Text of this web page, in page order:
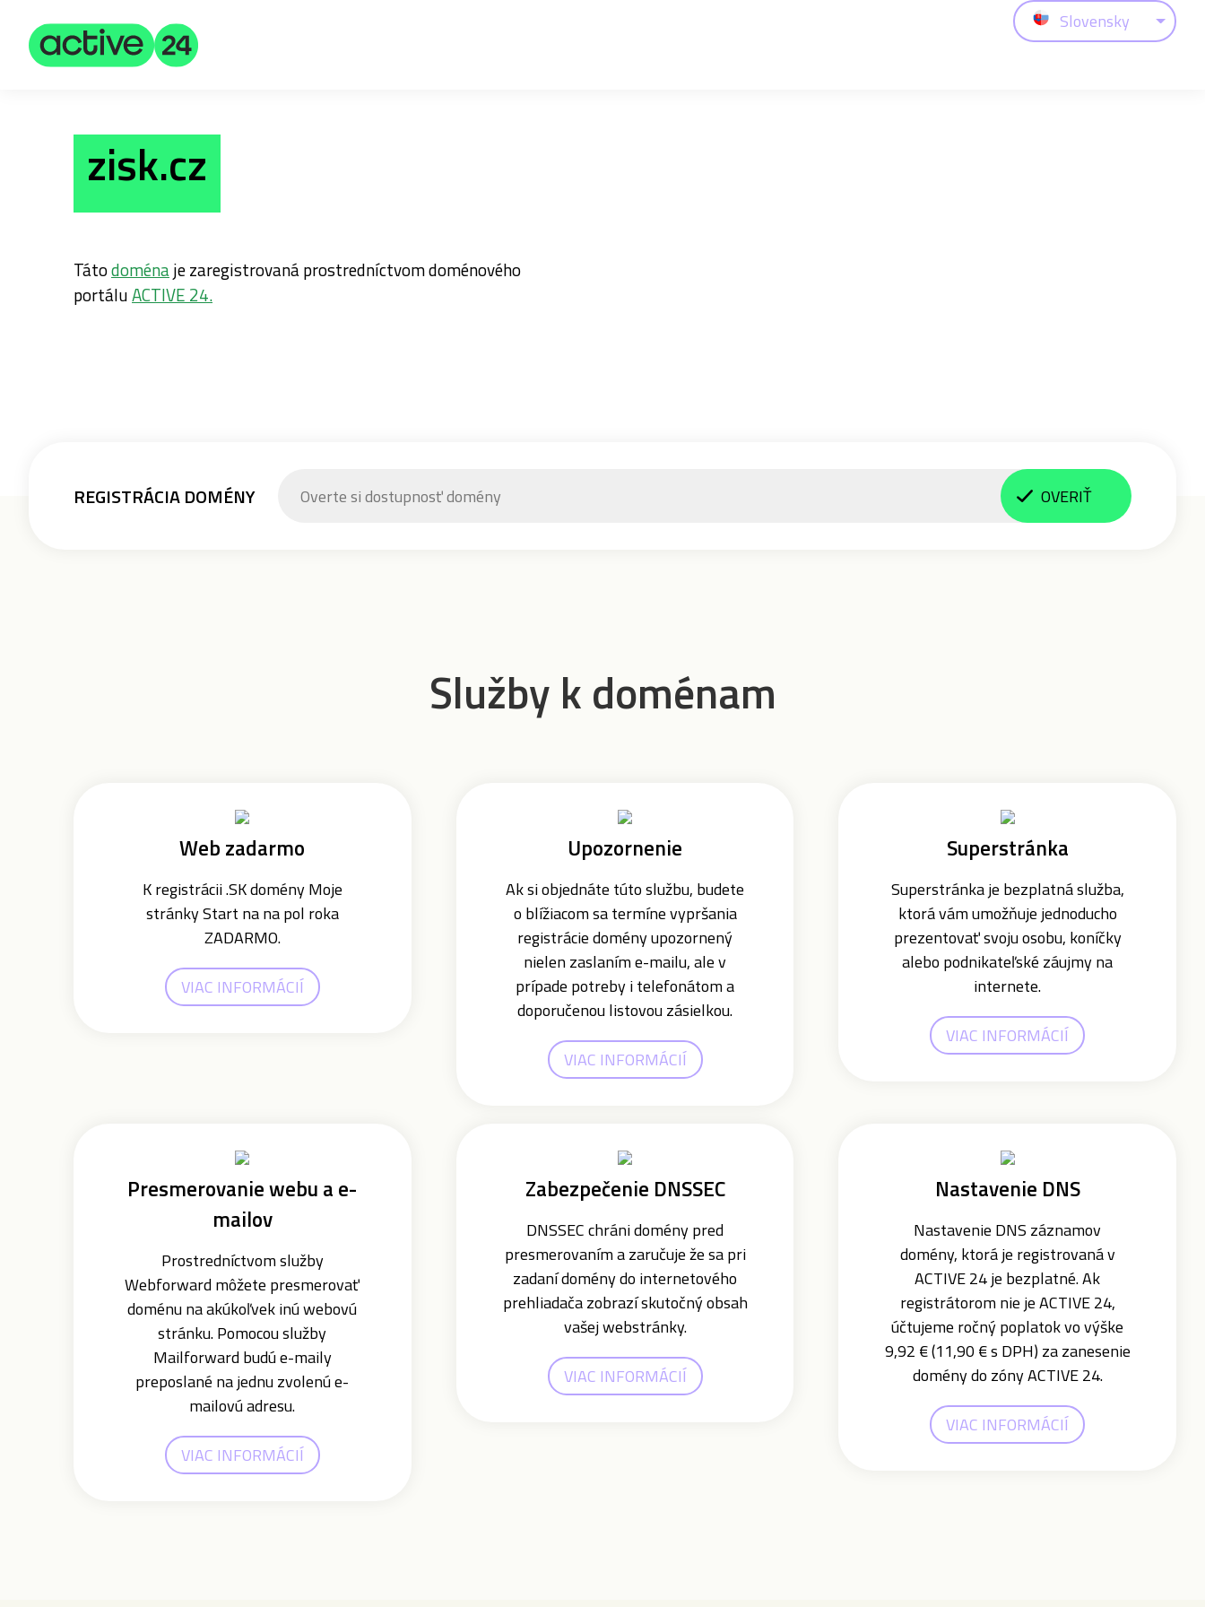
Slovensky
zisk.cz
Tátodoménaje zaregistrovaná prostredníctvom doménového
portáluACTIVE 24.
REGISTRÁCIA DOMÉNY OVERIŤ
Služby k doménam
Web zadarmo
K registrácii .SK domény Moje
stránky Start na na pol roka
ZADARMO.
VIAC INFORMÁCIÍ
Upozornenie
Ak si objednáte túto službu, budete
o blížiacom sa termíne vypršania
registrácie domény upozornený
nielen zaslaním e-mailu, ale v
prípade potreby i telefonátom a
doporučenou listovou zásielkou.
VIAC INFORMÁCIÍ
Superstránka
Superstránka je bezplatná služba,
ktorá vám umožňuje jednoducho
prezentovať svoju osobu, koníčky
alebo podnikateľské záujmy na
internete.
VIAC INFORMÁCIÍ
Presmerovanie webu a e-
mailov
Prostredníctvom služby
Webforward môžete presmerovať
doménu na akúkoľvek inú webovú
stránku. Pomocou služby
Mailforward budú e-maily
preposlané na jednu zvolenú e-
mailovú adresu.
VIAC INFORMÁCIÍ
Zabezpečenie DNSSEC
DNSSEC chráni domény pred
presmerovaním a zaručuje že sa pri
zadaní domény do internetového
prehliadača zobrazí skutočný obsah
vašej webstránky.
VIAC INFORMÁCIÍ
Nastavenie DNS
Nastavenie DNS záznamov
domény, ktorá je registrovaná v
ACTIVE 24 je bezplatné. Ak
registrátorom nie je ACTIVE 24,
účtujeme ročný poplatok vo výške
9,92 € (11,90 € s DPH) za zanesenie
domény do zóny ACTIVE 24.
VIAC INFORMÁCIÍ